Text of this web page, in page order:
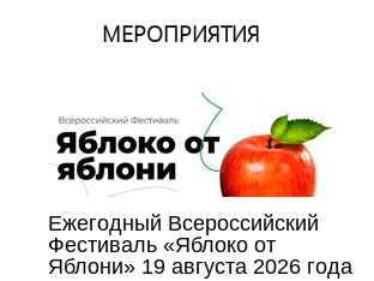
МЕРОПРИЯТИЯ
Ежегодный Всероссийский
Фестиваль «Яблоко от
Яблони» 19 августа 2026 года